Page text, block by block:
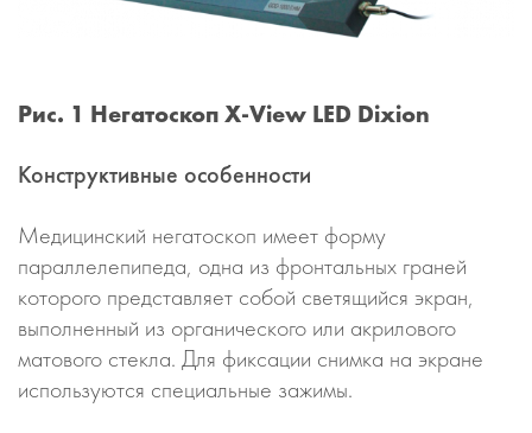
Рис. 1 Негатоскоп X-View LED Dixion
Конструктивные особенности
Медицинский негатоскоп имеет форму
параллелепипеда, одна из фронтальных граней
которого представляет собой светящийся экран,
выполненный из органического или акрилового
матового стекла. Для фиксации снимка на экране
используются специальные зажимы.